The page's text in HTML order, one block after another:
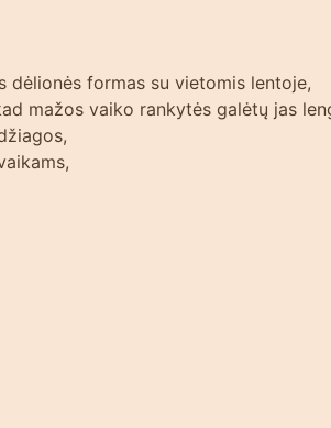
dėlionės formas su vietomis lentoje,
mažos vaiko rankytės galėtų jas